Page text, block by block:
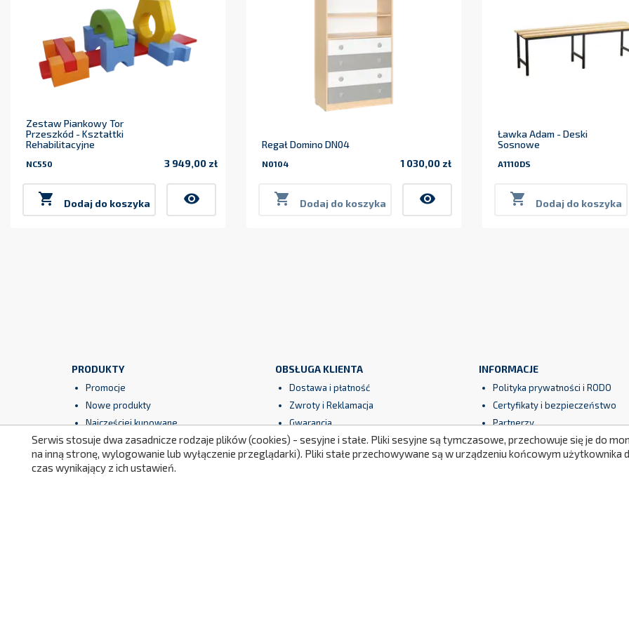
Zestaw Piankowy Tor
Przeszkód - Kształtki
Rehabilitacyjne
NC550 3 949,00 zł
 Dodaj do koszyka visibility
Regał Domino DN04
N0104 1 030,00 zł
 Dodaj do koszyka visibility
Ławka Adam - Deski
Sosnowe
A1110DS
 Dodaj do koszyka
PRODUKTY
Promocje
Nowe produkty
Najczęściej kupowane
OBSŁUGA KLIENTA
Dostawa i płatność
Zwroty i Reklamacja
Gwarancja
Regulamin
Bezpieczne płatności
INFORMACJE
Polityka prywatności i RODO
Certyfikaty i bezpieczeństwo
Partnerzy
Nasze realizacje
Newsletter
Serwis stosuje dwa zasadnicze rodzaje plików (cookies) - sesyjne i stałe. Pliki sesyjne są tymczasowe, przechowuje się je do
na inną stronę, wylogowanie lub wyłączenie przeglądarki). Pliki stałe przechowywane są w urządzeniu końcowym użytkownika
czas wynikający z ich ustawień.